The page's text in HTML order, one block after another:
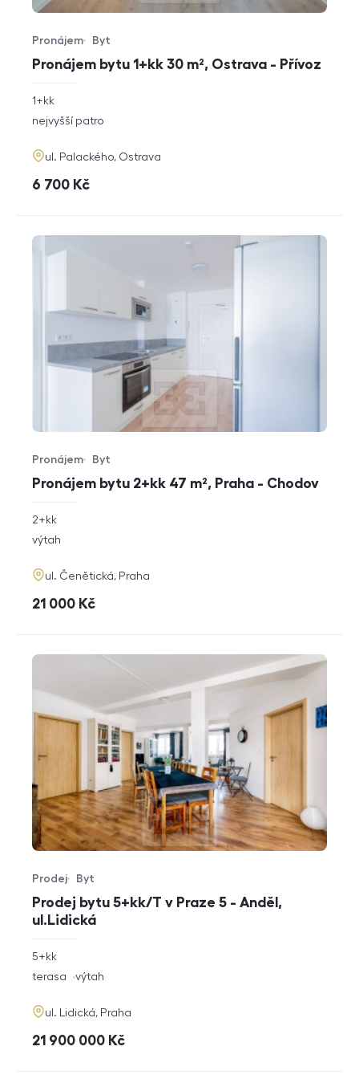
Pronájem bytu 1+kk 30 m², Ostrava - Přívoz
Typ nabídky
Pronájem
Typ nemovitosti
Byt
rozměry
dispozice
1+kk
funkce
nejvyšší patro
adresa
ul. Palackého, Ostrava
cena
6 700 Kč
Pronájem bytu 2+kk 47 m², Praha - Chodov
Typ nabídky
Pronájem
Typ nemovitosti
Byt
rozměry
dispozice
2+kk
funkce
výtah
adresa
ul. Čenětická, Praha
cena
21 000 Kč
Prodej bytu 5+kk/T v Praze 5 - Anděl,
ul.Lidická
Typ nabídky
Prodej
Typ nemovitosti
Byt
rozměry
5+kk
funkce
terasa výtah
adresa
ul. Lidická, Praha
cena
21 900 000 Kč